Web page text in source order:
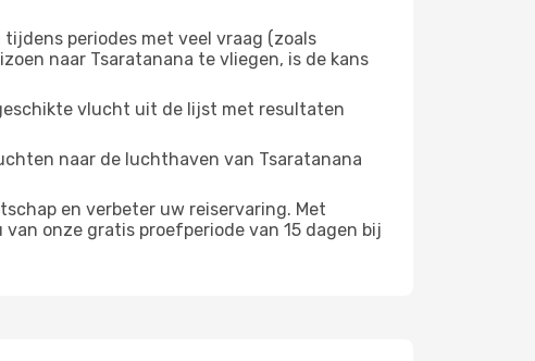
periodes met veel vraag (zoals
naar Tsaratanana te vliegen, is de kans
vlucht uit de lijst met resultaten
naar de luchthaven van Tsaratanana
en verbeter uw reiservaring. Met
onze gratis proefperiode van 15 dagen bij